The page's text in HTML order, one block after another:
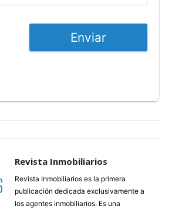
Enviar
Revista Inmobiliarios
Revista Inmobiliarios es la primera
publicación dedicada exclusivamente a
los agentes inmobiliarios. Es una